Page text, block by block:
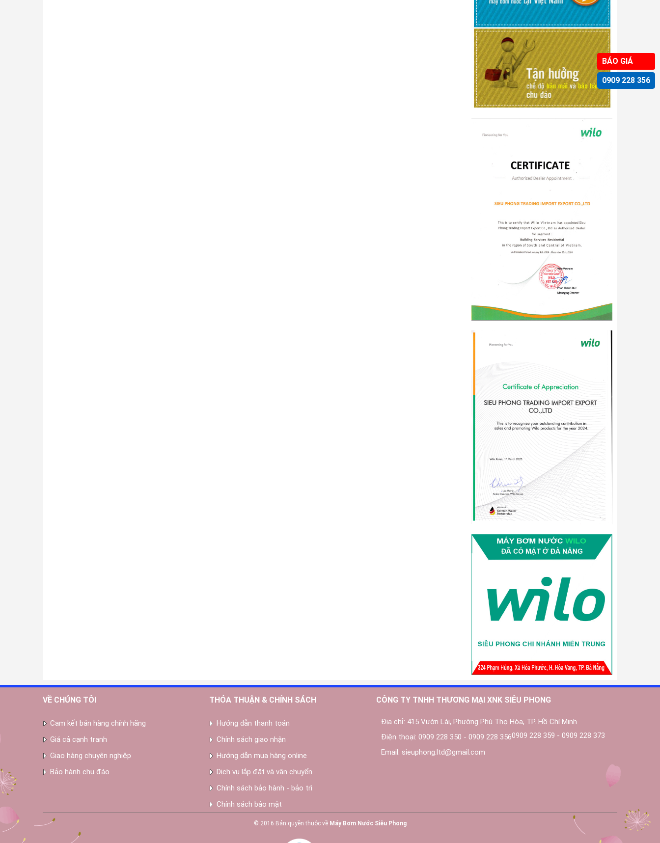
BÁO GIÁ
0909 228 356
VỀ CHÚNG TÔI
Cam kết bán hàng chính hãng
Giá cả cạnh tranh
Giao hàng chuyên nghiệp
Bảo hành chu đáo
THỎA THUẬN & CHÍNH SÁCH
Hướng dẫn thanh toán
Chính sách giao nhận
Hướng dẫn mua hàng online
Dịch vụ lắp đặt và vận chuyển
Chính sách bảo hành - bảo trì
Chính sách bảo mật
CÔNG TY TNHH THƯƠNG MẠI XNK SIÊU PHONG
Địa chỉ: 415 Vườn Lài, Phường Phú Thọ Hòa, TP. Hồ Chí Minh
Điện thoại: 0909 228 350 - 0909 228 3560909 228 359 - 0909 228 373
Email: sieuphong.ltd@gmail.com
© 2016 Bản quyền thuộc về Máy Bơm Nước Siêu Phong